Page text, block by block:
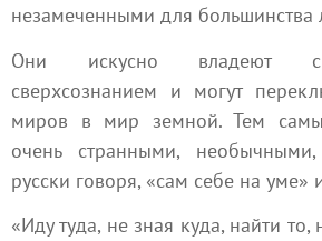
незамеченными для большинства
Они искусно владеют
сверхсознанием и могут
миров в мир земной. Тем
очень странными,
русски говоря, «сам себе на уме»
«Иду туда, не зная куда, найти